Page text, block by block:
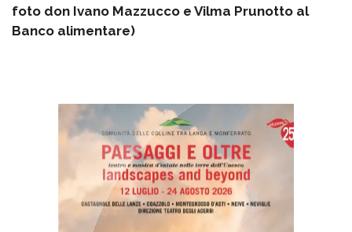
foto don Ivano Mazzucco e Vilma Prunotto al
Banco alimentare)